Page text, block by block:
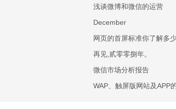
浅谈微博和微信的运营
December
网页的首屏标准你了解多
再见,贰零零捌年。
微信市场分析报告
WAP、触屏版网站及APP